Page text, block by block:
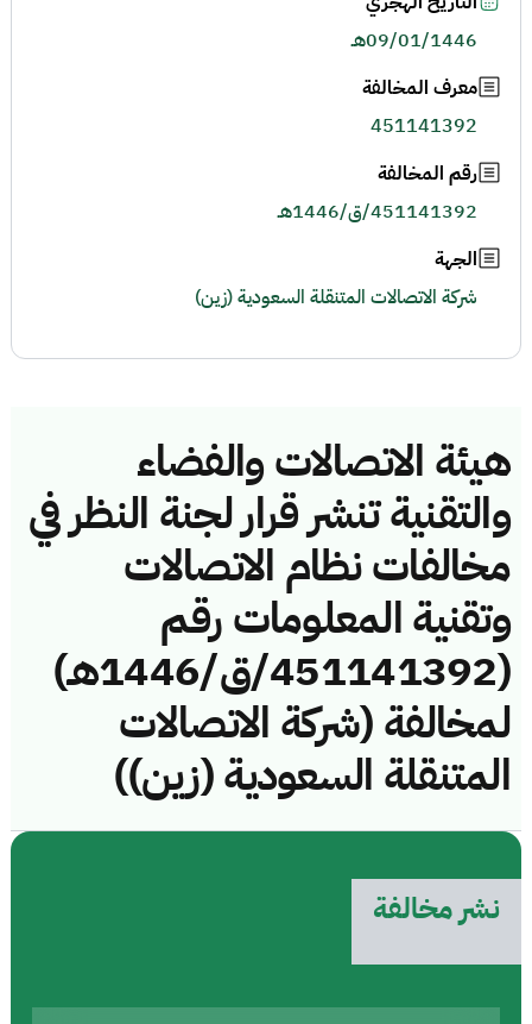
هيئة الاتصالات والفضاء
والتقنية تنشر قرار لجنة النظر في
مخالفات نظام الاتصالات
وتقنية المعلومات رقم
(451141392/ق/1446هـ)
لمخالفة (شركة الاتصالات
المتنقلة السعودية (زين))
نشر مخالفة
09/01/1446هـ
معرف المخالفة
451141392
رقم المخالفة
451141392/ق/1446هـ
الجهة
شركة الاتصالات المتنقلة السعودية (زين)